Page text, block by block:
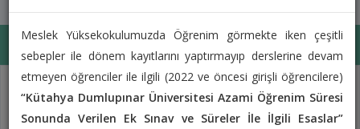
Meslek Yüksekokulumuzda Öğrenim görmekte iken çeşitli
sebepler ile dönem kayıtlarını yaptırmayıp derslerine devam
etmeyen öğrenciler ile ilgili (2022 ve öncesi girişli öğrencilere)
“Kütahya Dumlupınar Üniversitesi Azami Öğrenim Süresi
Sonunda Verilen Ek Sınav ve Süreler İle İlgili Esaslar”
Previous Next